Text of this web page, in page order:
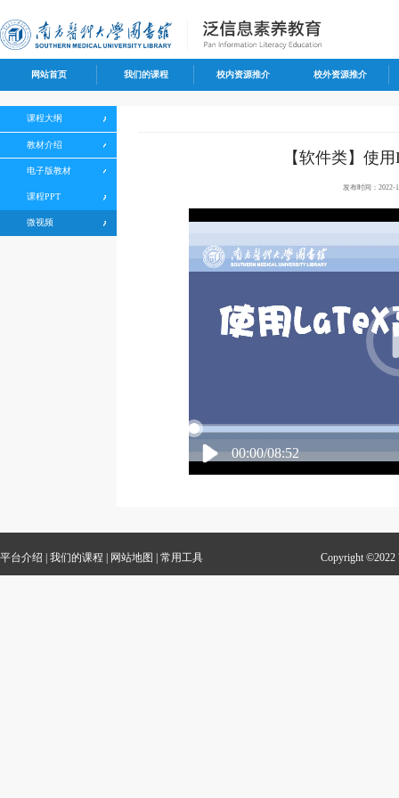
网站首页 我们的课程 校内资源推介 校外资源推介
课程大纲
教材介绍
电子版教材
课程PPT
微视频
【软件类】使
发布时间：2022-
00:00/08:52
100%
平台介绍 | 我们的课程 | 网站地图 | 常用工具 Copyright